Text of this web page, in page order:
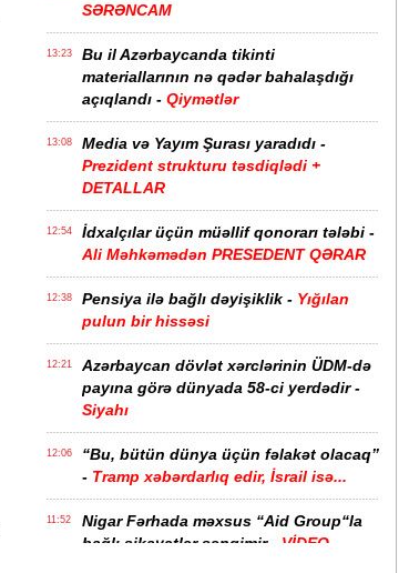
SƏRƏNCAM
13:23
Bu il Azərbaycanda tikinti
materiallarının nə qədər bahalaşdığı
açıqlandı - Qiymətlər
13:08
Media və Yayım Şurası yaradıdı -
Prezident strukturu təsdiqlədi +
DETALLAR
12:54
İdxalçılar üçün müəllif qonorarı tələbi -
Ali Məhkəmədən PRESEDENT QƏRAR
12:38 Pensiya ilə bağlı dəyişiklik - Yığılan
pulun bir hissəsi
12:21
Azərbaycan dövlət xərclərinin ÜDM-də
payına görə dünyada 58-ci yerdədir -
Siyahı
12:06
“Bu, bütün dünya üçün fəlakət olacaq”
- Tramp xəbərdarlıq edir, İsrail isə...
11:52
Nigar Fərhada məxsus “Aid Group“la
bağlı şikayətlər səngimir - VİDEO